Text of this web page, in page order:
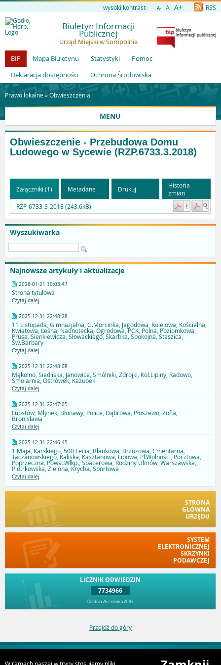
wysoki kontrast A- A A+ RSS
Biuletyn Informacji
Publicznej
Urząd Miejski w Sompolnie
BIP
Mapa Biuletynu Statystyki
Pomoc
Deklaracja dostępności
Ochrona Środowiska
Prawo lokalne »Obwieszczenia
MENU
Wyszukiwarka
Najnowsze artykuły i aktualizacje
2026-01-21 10:03:47
Strona tytułowa
Czytaj dalej
2025-12-31 22:48:28
11 Listopada, Gimnazjalna, G.Morcinka, Jagodowa, Kolejowa, Kościelna,
Kwiatowa, Leśna, Nadnotecka, Ogrodowa, PCK, Polna, Poziomkowa,
Prusa, Sienkiewicza, Słowackiego, Skarbka, Spokojna, Staszica,
Św.Barbary
Czytaj dalej
2025-12-31 22:48:08
Mąkolno, Siedliska, Janowice, Smólniki, Zdrojki, Kol.Lipiny, Radowo,
Smolarnia, Ostrówek, Kazubek
Czytaj dalej
2025-12-31 22:47:05
Lubstów, Młynek, Błonawy, Police, Dąbrowa, Płoszewo, Zofia,
Bronisława
Czytaj dalej
2025-12-31 22:46:45
1 Maja, Karskiego, 500 Lecia, Błankowa, Brzozowa, Cmentarna,
Taczanowskiego, Kaliska, Kasztanowa, Lipowa, Pl.Wolności, Pocztowa,
Poprzeczna, Powst.Wlkp., Spacerowa, Rodziny Ulmów, Warszawska,
Piotrkowska, Zielona, Krycha, Sportowa
Czytaj dalej
STRONA
GŁÓWNA
URZĘDU
SYSTEM
ELEKTRONICZNEJ
SKRZYNKI
PODAWCZEJ
LICZNIK ODWIEDZIN
7734966
Od dnia 26 czerwca 2007
Obwieszczenie - Przebudowa Domu
Ludowego w Sycewie (RZP.6733.3.2018)
Załączniki (1) Metadane Drukuj
Historia
zmian
RZP-6733-3-2018 (243.6kB)
Przejdź do góry